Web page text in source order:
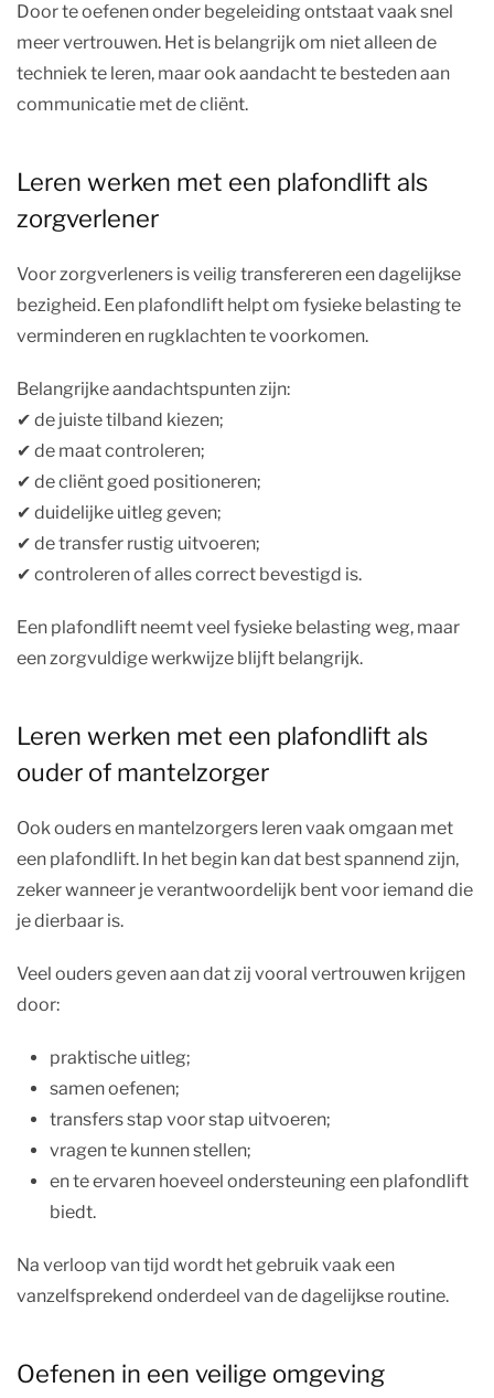
Door te oefenen onder begeleiding ontstaat vaak snel
meer vertrouwen. Het is belangrijk om niet alleen de
techniek te leren, maar ook aandacht te besteden aan
communicatie met de cliënt.
Leren werken met een plafondlift als
zorgverlener
Voor zorgverleners is veilig transfereren een dagelijkse
bezigheid. Een plafondlift helpt om fysieke belasting te
verminderen en rugklachten te voorkomen.
Belangrijke aandachtspunten zijn:
✔︎ de juiste tilband kiezen;
✔︎ de maat controleren;
✔︎ de cliënt goed positioneren;
✔︎ duidelijke uitleg geven;
✔︎ de transfer rustig uitvoeren;
✔︎ controleren of alles correct bevestigd is.
Een plafondlift neemt veel fysieke belasting weg, maar
een zorgvuldige werkwijze blijft belangrijk.
Leren werken met een plafondlift als
ouder of mantelzorger
Ook ouders en mantelzorgers leren vaak omgaan met
een plafondlift. In het begin kan dat best spannend zijn,
zeker wanneer je verantwoordelijk bent voor iemand die
je dierbaar is.
Veel ouders geven aan dat zij vooral vertrouwen krijgen
door:
praktische uitleg;
samen oefenen;
transfers stap voor stap uitvoeren;
vragen te kunnen stellen;
en te ervaren hoeveel ondersteuning een plafondlift
biedt.
Na verloop van tijd wordt het gebruik vaak een
vanzelfsprekend onderdeel van de dagelijkse routine.
Oefenen in een veilige omgeving